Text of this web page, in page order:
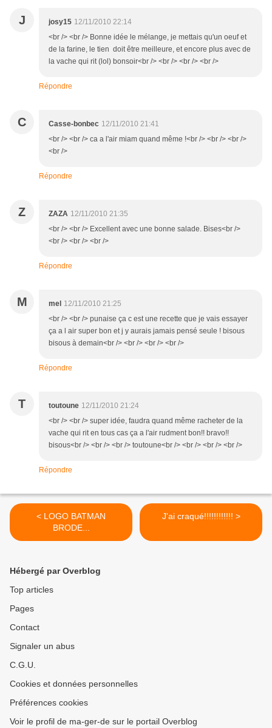
J josy15 12/11/2010 22:14
<br /> <br /> Bonne idée le mélange, je mettais qu'un oeuf et
de la farine, le tien doit être meilleure, et encore plus avec de
la vache qui rit (lol) bonsoir<br /> <br /> <br /> <br />
Répondre
C Casse-bonbec 12/11/2010 21:41
<br /> <br /> ca a l'air miam quand même !<br /> <br /> <br />
<br />
Répondre
Z ZAZA 12/11/2010 21:35
<br /> <br /> Excellent avec une bonne salade. Bises<br />
<br /> <br /> <br />
Répondre
M mel 12/11/2010 21:25
<br /> <br /> punaise ça c est une recette que je vais essayer
ça a l air super bon et j y aurais jamais pensé seule ! bisous
bisous à demain<br /> <br /> <br /> <br />
Répondre
T toutoune 12/11/2010 21:24
<br /> <br /> super idée, faudra quand même racheter de la
vache qui rit en tous cas ça a l'air rudment bon!! bravo!!
bisous<br /> <br /> <br /> toutoune<br /> <br /> <br /> <br />
Répondre
< LOGO BATMAN
BRODE...
J'ai craqué!!!!!!!!!!!! >
Hébergé par Overblog
Top articles
Pages
Contact
Signaler un abus
C.G.U.
Cookies et données personnelles
Préférences cookies
Voir le profil de ma-ger-de sur le portail Overblog